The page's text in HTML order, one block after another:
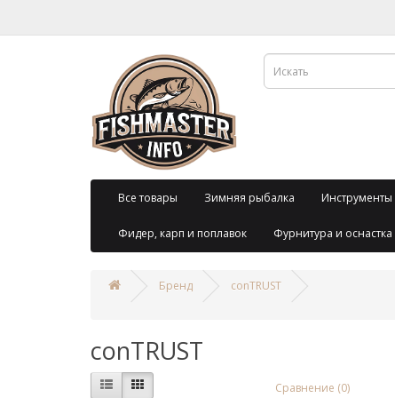
Все товары Зимняя рыбалка Инструменты
Фидер, карп и поплавок Фурнитура и оснастка
Бренд conTRUST
conTRUST
Сравнение (0)